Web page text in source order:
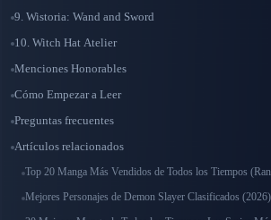
9. Wistoria: Wand and Sword
10. Witch Hat Atelier
Menciones Honorables
Cómo Empezar a Leer
Preguntas frecuentes
Artículos relacionados
Top 20 Manga Más Vendidos de Todos los Tiempos
Mejores Personajes de Demon Slayer Clasificados